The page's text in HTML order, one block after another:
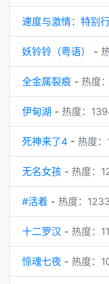
速度与激情：特别
妖铃铃（粤语） -
全金属裂痕 - 热度
伊甸湖 - 热度：
死神来了4 - 热度
无名女孩 - 热度：
#活着 - 热度：
十二罗汉 - 热度：
惊魂七夜 - 热度：